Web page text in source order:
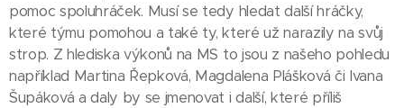
pomoc spoluhráček. Musí se tedy hledat další hráčky,
které týmu pomohou a také ty, které už narazily na svůj
strop. Z hlediska výkonů na MS to jsou z našeho pohledu
například Martina Řepková, Magdalena Plášková či Ivana
Šupáková a daly by se jmenovat i další, které příliš